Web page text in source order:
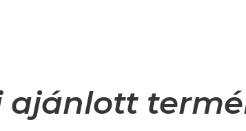
ajánlott